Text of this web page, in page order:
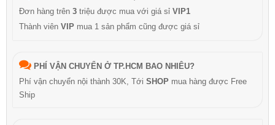
Đơn hàng trên 3 triệu được mua với giá sỉ VIP1
Thành viên VIP mua 1 sản phẩm cũng được giá sỉ
PHÍ VẬN CHUYỂN Ở TP.HCM BAO NHIÊU?
Phí vận chuyển nội thành 30K, Tới SHOP mua hàng được Free
Ship